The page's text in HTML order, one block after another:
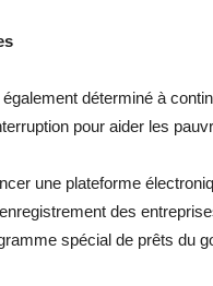
également déterminé à
pour aider les
une plateforme
des
spécial de prêts du